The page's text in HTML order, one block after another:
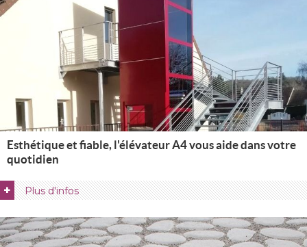
Esthétique et fiable, l'élévateur A4 vous aide dans votre
quotidien
+ Plus d'infos